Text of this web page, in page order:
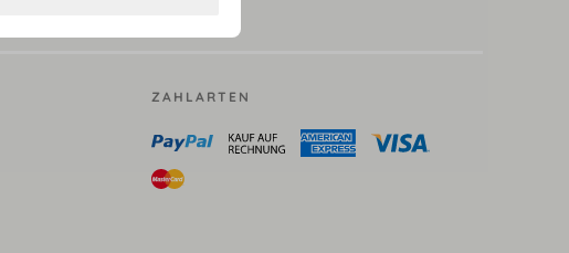
ZAHLARTEN